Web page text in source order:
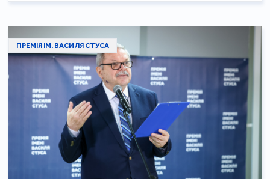
ПРЕМІЯ ІМ. ВАСИЛЯ СТУСА